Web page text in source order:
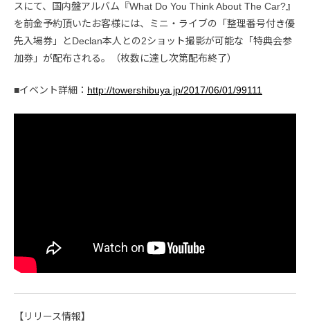
スにて、国内盤アルバム『What Do You Think About The Car?』
を前金予約頂いたお客様には、ミニ・ライブの「整理番号付き優
先入場券」とDeclan本人との2ショット撮影が可能な「特典会参
加券」が配布される。（枚数に達し次第配布終了）
■イベント詳細： http://towershibuya.jp/2017/06/01/99111
【リリース情報】